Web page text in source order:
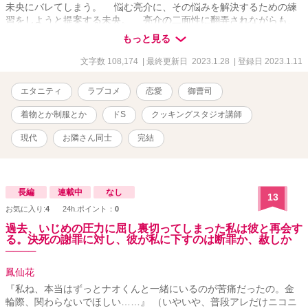
未央にバレてしまう。 悩む亮介に、その悩みを解決するための練
習をしようと提案する未央。 亮介の二面性に翻弄されながらも、
毎晩の甘い秘密の練習にとろける未央。どんどん好きの気持ちが大
きくなっていって……？ 亮介の性癖に付き合ううちに、その沼に
ずぶずぶとはまっていく未央。いろんなシュチュエーションであん
クションであり、実在の人物・団体とは一切関係ありません エブ
リスタ様で連載していたものを、改題して転載しています。
もっと見る
文字数 108,174 | 最終更新日 2023.1.28 | 登録日 2023.1.11
エタニティ ラブコメ 恋愛 御曹司
着物とか制服とか ドS クッキングスタジオ講師
現代 お隣さん同士 完結
長編 連載中 なし
お気に入り:4 24h.ポイント： 0
13
過去、いじめの圧力に屈し裏切ってしまった私は彼と再会す
る。決死の謝罪に対し、彼が私に下すのは断罪か、赦しか
────
鳳仙花
『私ね、本当はずっとナオくんと一緒にいるのが苦痛だったの。金
輪際、関わらないでほしい……』 （いやいや、普段アレだけニコニ